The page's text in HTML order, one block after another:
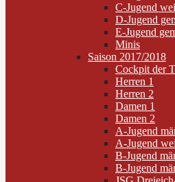
C-Jugend
D-Jugend
E-Jugend
Minis
Saison 2017/2018
Cockpit der
Herren 1
Herren 2
Damen 1
Damen 2
A-Jugend
A-Jugend
B-Jugend
B-Jugend